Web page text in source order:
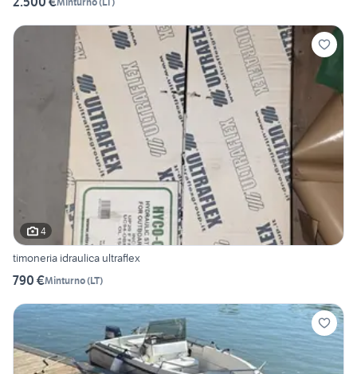
4
timoneria idraulica ultraflex
790 €Minturno(LT)